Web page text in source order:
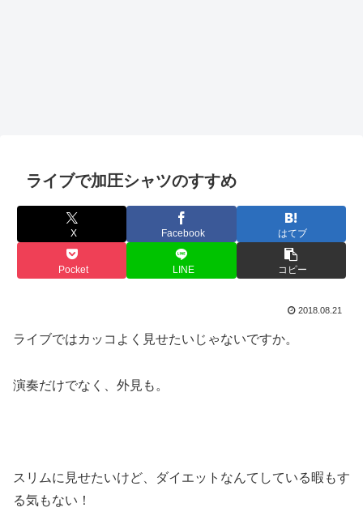
ライブで加圧シャツのすすめ
X Facebook はてブ
Pocket LINE コピー
2018.08.21
ライブではカッコよく見せたいじゃないですか。
演奏だけでなく、外見も。
スリムに見せたいけど、ダイエットなんてしている暇もす
る気もない！